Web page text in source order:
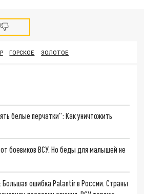
ГОРСКОЕ ЗОЛОТОЕ
белые перчатки": Как уничтожить
боевиков ВСУ. Но беды для малышей не
Большая ошибка Palantir в России. Страны